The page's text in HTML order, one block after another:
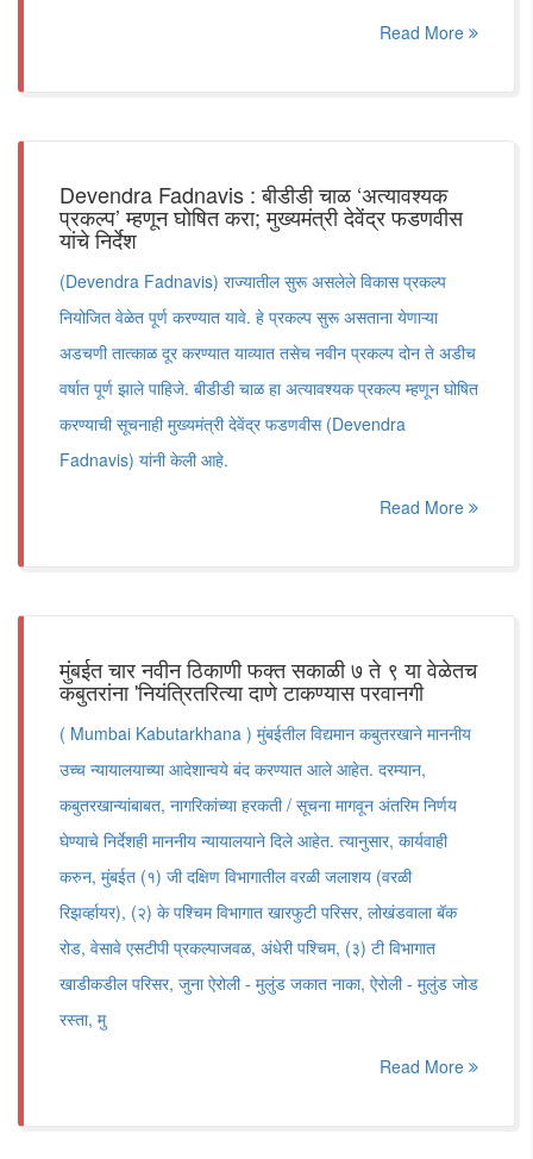
Read More
Devendra Fadnavis : बीडीडी चाळ ‘अत्यावश्यक
प्रकल्प’ म्हणून घोषित करा; मुख्यमंत्री देवेंद्र फडणवीस
यांचे निर्देश
(Devendra Fadnavis) राज्यातील सुरू असलेले विकास प्रकल्प
नियोजित वेळेत पूर्ण करण्यात यावे. हे प्रकल्प सुरू असताना येणाऱ्या
अडचणी तात्काळ दूर करण्यात याव्यात तसेच नवीन प्रकल्प दोन ते अडीच
वर्षात पूर्ण झाले पाहिजे. बीडीडी चाळ हा अत्यावश्यक प्रकल्प म्हणून घोषित
करण्याची सूचनाही मुख्यमंत्री देवेंद्र फडणवीस (Devendra
Fadnavis) यांनी केली आहे.
Read More
मुंबईत चार नवीन ठिकाणी फक्त सकाळी ७ ते ९ या वेळेतच
कबुतरांना 'नियंत्रितरित्या दाणे टाकण्यास परवानगी
( Mumbai Kabutarkhana ) मुंबईतील विद्यमान कबुतरखाने माननीय
उच्च न्यायालयाच्या आदेशान्वये बंद करण्यात आले आहेत. दरम्यान,
कबुतरखान्यांबाबत, नागरिकांच्या हरकती / सूचना मागवून अंतरिम निर्णय
घेण्याचे निर्देशही माननीय न्यायालयाने दिले आहेत. त्यानुसार, कार्यवाही
करुन, मुंबईत (१) जी दक्षिण विभागातील वरळी जलाशय (वरळी
रिझर्व्हायर), (२) के पश्चिम विभागात खारफुटी परिसर, लोखंडवाला बॅक
रोड, वेसावे एसटीपी प्रकल्पाजवळ, अंधेरी पश्चिम, (३) टी विभागात
खाडीकडील परिसर, जुना ऐरोली - मुलुंड जकात नाका, ऐरोली - मुलुंड जोड
रस्ता, मु
Read More